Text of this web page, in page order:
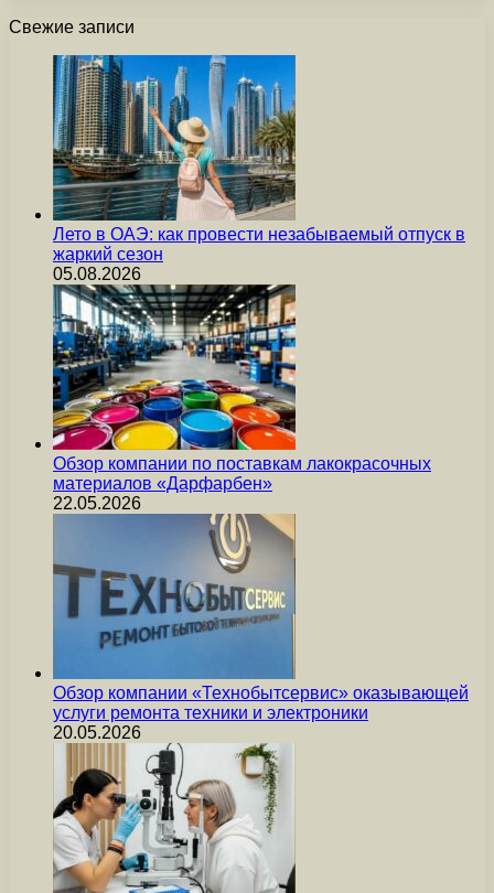
Свежие записи
Лето в ОАЭ: как провести незабываемый отпуск в
жаркий сезон
05.08.2026
Обзор компании по поставкам лакокрасочных
материалов «Дарфарбен»
22.05.2026
Обзор компании «Технобытсервис» оказывающей
услуги ремонта техники и электроники
20.05.2026